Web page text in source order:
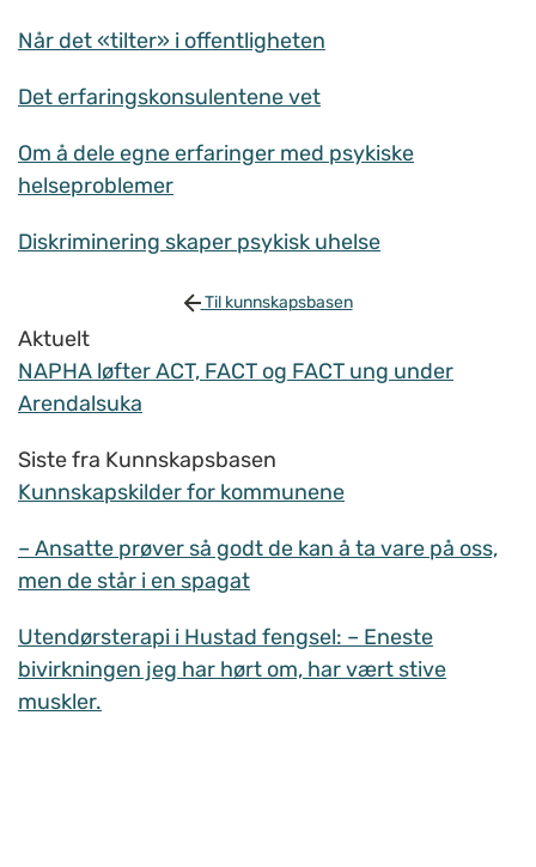
Når det «tilter» i offentligheten
Det erfaringskonsulentene vet
Om å dele egne erfaringer med psykiske
helseproblemer
Diskriminering skaper psykisk uhelse
Til kunnskapsbasen
Aktuelt
NAPHA løfter ACT, FACT og FACT ung under
Arendalsuka
Siste fra Kunnskapsbasen
Kunnskapskilder for kommunene
– Ansatte prøver så godt de kan å ta vare på oss,
men de står i en spagat
Utendørsterapi i Hustad fengsel: – Eneste
bivirkningen jeg har hørt om, har vært stive
muskler.